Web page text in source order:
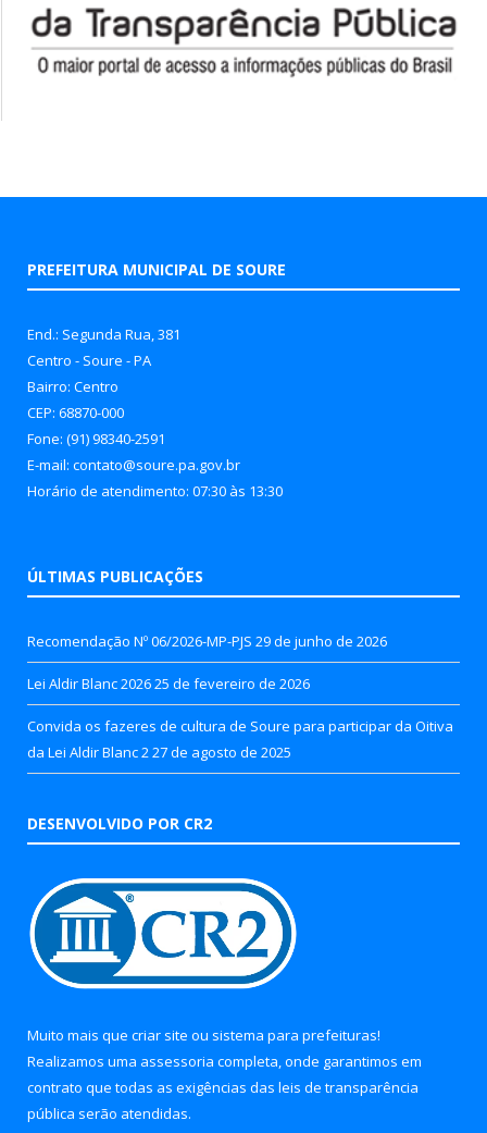
PREFEITURA MUNICIPAL DE SOURE
End.: Segunda Rua, 381
Centro - Soure - PA
Bairro: Centro
CEP: 68870-000
Fone: (91) 98340-2591
E-mail: contato@soure.pa.gov.br
Horário de atendimento: 07:30 às 13:30
ÚLTIMAS PUBLICAÇÕES
Recomendação Nº 06/2026-MP-PJS 29 de junho de 2026
Lei Aldir Blanc 202625 de fevereiro de 2026
Convida os fazeres de cultura de Soure para participar da Oitiva
da Lei Aldir Blanc 2 27 de agosto de 2025
DESENVOLVIDO POR CR2
Muito mais que criar site ou sistema para prefeituras!
Realizamos uma assessoria completa, onde garantimos em
contrato que todas as exigências das leis de transparência
pública serão atendidas.